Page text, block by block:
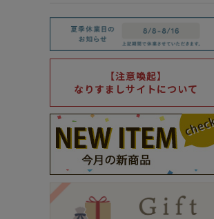
【注意喚起】
なりすましサイトについて